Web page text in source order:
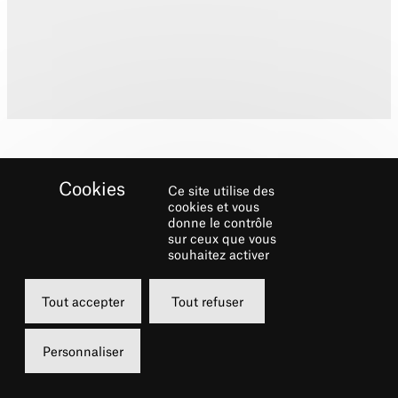
Née en 1976 à Belgrade,Lidija Bizjak
études au CNSMD de Paris avec Jacques
Rouvier et Maurice Bourgue et se
perfectionne ensuite avec Ferenc Rados,
Ce site utilise des
cookies et vous
donne le contrôle
sur ceux que vous
souhaitez activer
Tout accepter Tout refuser
Personnaliser